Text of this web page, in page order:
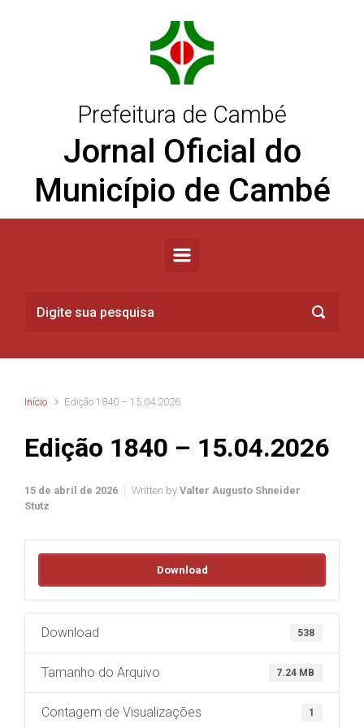
Prefeitura de Cambé
Jornal Oficial do
Município de Cambé
Início Edição 1840 – 15.04.2026
Edição 1840 – 15.04.2026
15 de abril de 2026 Written by Valter Augusto Shneider
Stutz
Download
Download 538
Tamanho do Arquivo 7.24 MB
Contagem de Visualizações 1